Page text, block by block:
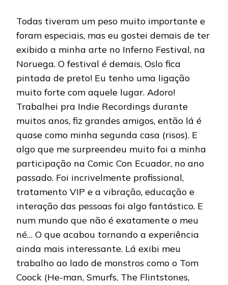
Todas tiveram um peso muito importante e
foram especiais, mas eu gostei demais de ter
exibido a minha arte no Inferno Festival, na
Noruega. O festival é demais, Oslo fica
pintada de preto! Eu tenho uma ligação
muito forte com aquele lugar. Adoro!
Trabalhei pra Indie Recordings durante
muitos anos, fiz grandes amigos, então lá é
quase como minha segunda casa (risos). E
algo que me surpreendeu muito foi a minha
participação na Comic Con Ecuador, no ano
passado. Foi incrivelmente profissional,
tratamento VIP e a vibração, educação e
interação das pessoas foi algo fantástico. E
num mundo que não é exatamente o meu
né… O que acabou tornando a experiência
ainda mais interessante. Lá exibi meu
trabalho ao lado de monstros como o Tom
Coock (He-man, Smurfs, The Flintstones,